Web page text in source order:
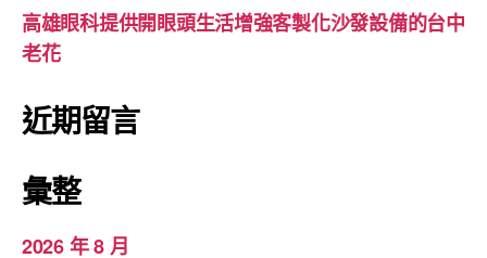
高雄眼科提供開眼頭生活增強客製化沙發設備的台中
老花
近期留言
彙整
2026 年 8 月